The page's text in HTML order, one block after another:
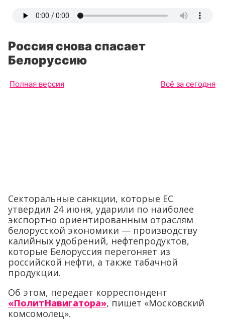
Россия снова спасает
Белоруссию
Полная версия Всё за сегодня
Секторальные санкции, которые ЕС
утвердил 24 июня, ударили по наиболее
экспортно ориентированным отраслям
белорусской экономики — производству
калийных удобрений, нефтепродуктов,
которые Белоруссия перегоняет из
российской нефти, а также табачной
продукции.
Об этом, передает корреспондент
«ПолитНавигатора», пишет «Московский
комсомолец».